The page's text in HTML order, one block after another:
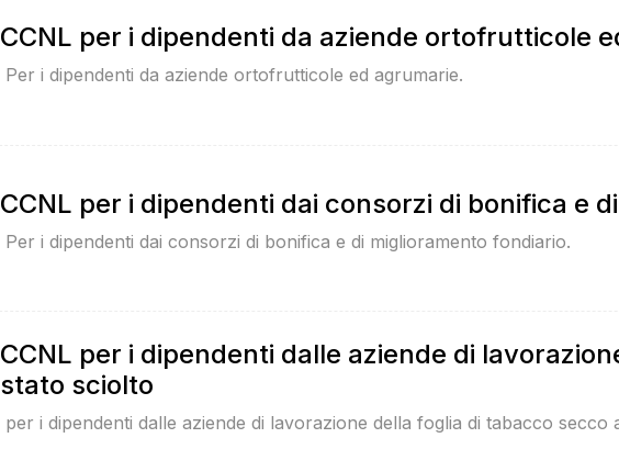
CCNL per i dipendenti da aziende ortofrutticole
Per i dipendenti da aziende ortofrutticole ed agrumarie.
CCNL per i dipendenti dai consorzi di bonifica e
Per i dipendenti dai consorzi di bonifica e di miglioramento fondiario.
CCNL per i dipendenti dalle aziende di
stato sciolto
per i dipendenti dalle aziende di lavorazione della foglia di tabacco secco